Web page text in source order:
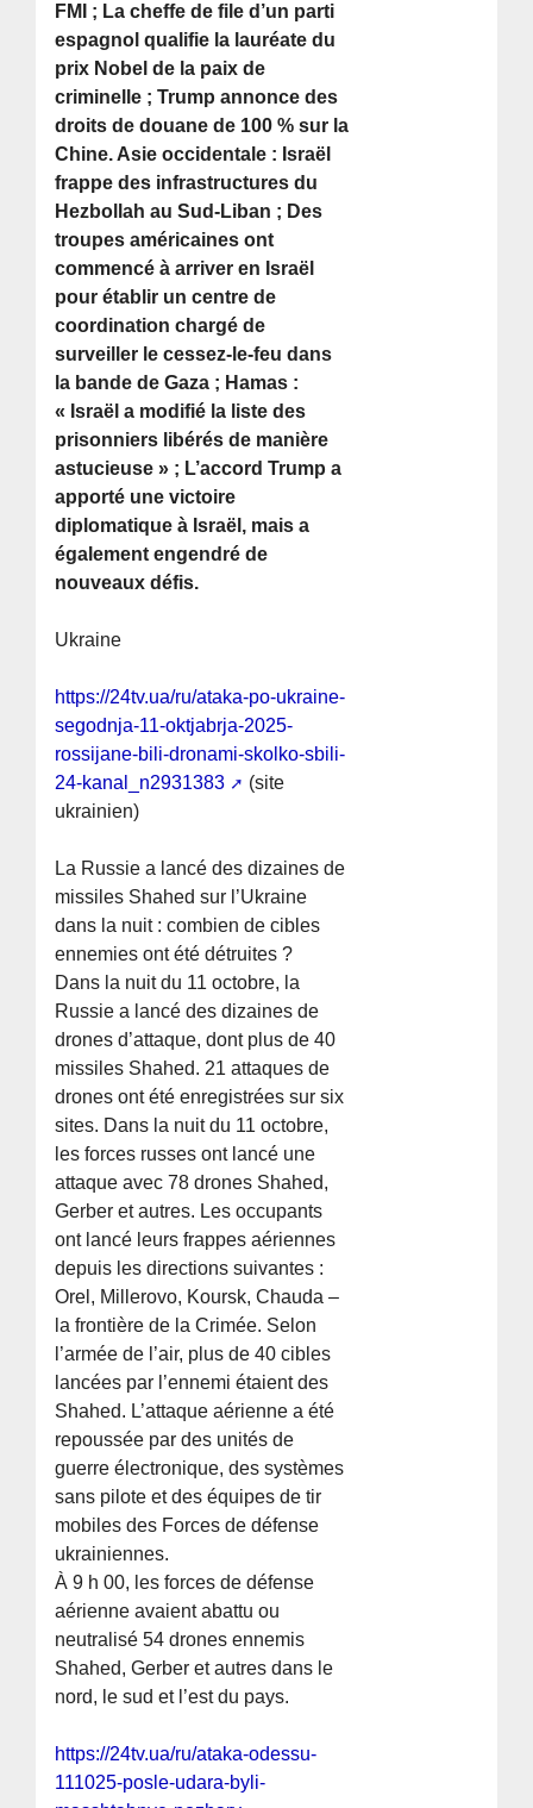
FMI ; La cheffe de file d’un parti
espagnol qualifie la lauréate du
prix Nobel de la paix de
criminelle ; Trump annonce des
droits de douane de 100 % sur la
Chine. Asie occidentale : Israël
frappe des infrastructures du
Hezbollah au Sud-Liban ; Des
troupes américaines ont
commencé à arriver en Israël
pour établir un centre de
coordination chargé de
surveiller le cessez-le-feu dans
la bande de Gaza ; Hamas :
« Israël a modifié la liste des
prisonniers libérés de manière
astucieuse » ; L’accord Trump a
apporté une victoire
diplomatique à Israël, mais a
également engendré de
nouveaux défis.
Ukraine
https://24tv.ua/ru/ataka-po-ukraine-
segodnja-11-oktjabrja-2025-
rossijane-bili-dronami-skolko-sbili-
24-kanal_n2931383
(site
ukrainien)
La Russie a lancé des dizaines de
missiles Shahed sur l’Ukraine
dans la nuit : combien de cibles
ennemies ont été détruites ?
Dans la nuit du 11 octobre, la
Russie a lancé des dizaines de
drones d’attaque, dont plus de 40
missiles Shahed. 21 attaques de
drones ont été enregistrées sur six
sites. Dans la nuit du 11 octobre,
les forces russes ont lancé une
attaque avec 78 drones Shahed,
Gerber et autres. Les occupants
ont lancé leurs frappes aériennes
depuis les directions suivantes :
Orel, Millerovo, Koursk, Chauda –
la frontière de la Crimée. Selon
l’armée de l’air, plus de 40 cibles
lancées par l’ennemi étaient des
Shahed. L’attaque aérienne a été
repoussée par des unités de
guerre électronique, des systèmes
sans pilote et des équipes de tir
mobiles des Forces de défense
ukrainiennes.
À 9 h 00, les forces de défense
aérienne avaient abattu ou
neutralisé 54 drones ennemis
Shahed, Gerber et autres dans le
nord, le sud et l’est du pays.
https://24tv.ua/ru/ataka-odessu-
111025-posle-udara-byli-